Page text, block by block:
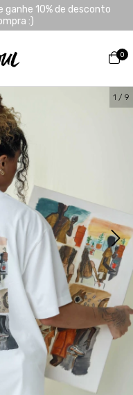
ganhe 10% de desconto
:)
0
1 / 9